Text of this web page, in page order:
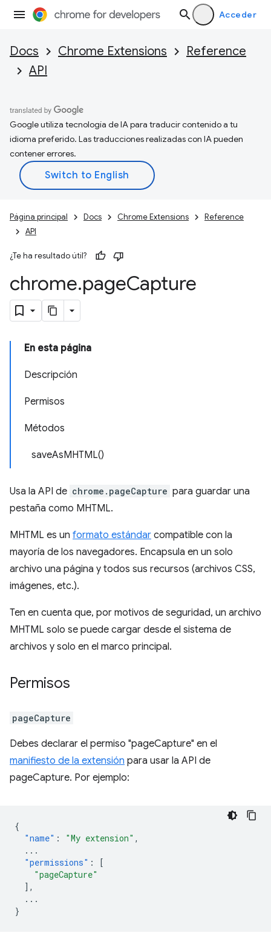
Acceder
Docs Chrome Extensions
Reference
API
Google utiliza tecnología de IA para traducir contenido a tu
idioma preferido. Las traducciones realizadas con IA pueden
contener errores.
Página principal Docs Chrome Extensions
Reference
API
¿Te ha resultado útil?
chrome.pageCapture
En esta página
Descripción
Permisos
Métodos
saveAsMHTML()
Usa la API de chrome.pageCapture para guardar una
pestaña como MHTML.
MHTML es un formato estándar compatible con la
mayoría de los navegadores. Encapsula en un solo
archivo una página y todos sus recursos (archivos CSS,
imágenes, etc.).
Ten en cuenta que, por motivos de seguridad, un archivo
MHTML solo se puede cargar desde el sistema de
archivos y solo en el marco principal.
Permisos
pageCapture
Debes declarar el permiso "pageCapture" en el
manifiesto de la extensión para usar la API de
pageCapture. Por ejemplo:
{
"name" : "My extension" ,
...
"permissions" :
[
"pageCapture"
],
...
}